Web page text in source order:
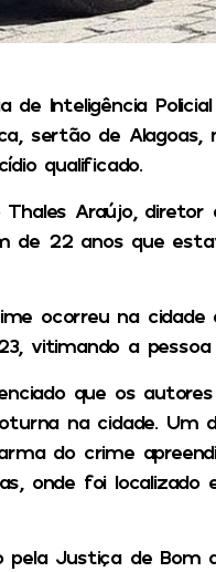
de Inteligência
sertão de Alagoas,
qualificado.
Araújo, diretor
de 22 anos que
ocorreu na cidade
vitimando a
que os
na cidade. Um
do crime
onde foi localizado
Justiça de Bom